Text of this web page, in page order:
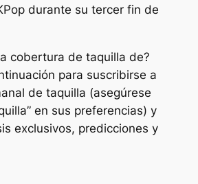
durante su tercer fin de
cobertura de taquilla de?
para suscribirse a
de taquilla (asegúrese
en sus preferencias) y
exclusivos, predicciones y